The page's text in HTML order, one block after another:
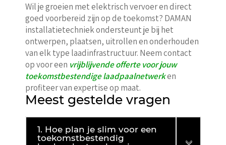
Wil je groeien met elektrisch vervoer en direct
goed voorbereid zijn op de toekomst? DAMAN
installatietechniek ondersteunt je bij het
ontwerpen, plaatsen, uitrollen en onderhouden
van elk type laadinfrastructuur. Neem contact
op voor een vrijblijvende offerte voor jouw
toekomstbestendige laadpaalnetwerken
profiteer van expertise op maat.
Meest gestelde vragen
1. Hoe plan je slim voor een
toekomstbestendig